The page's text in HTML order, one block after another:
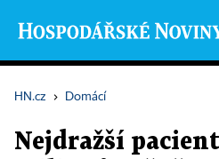
HN.cz › Domácí
Nejdražší